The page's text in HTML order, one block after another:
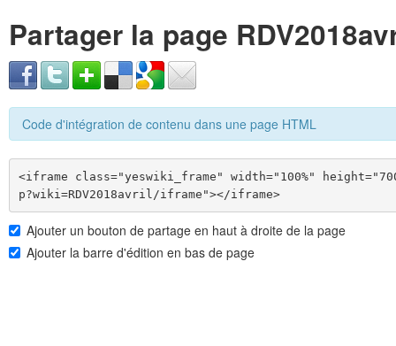
Partager la page
Code d'intégration de contenu dans une page HTML
<iframe class="yeswiki_frame" width="100%"
p?wiki=RDV2018avril/iframe"></iframe>
Ajouter un bouton de partage en haut à droite de la page
Ajouter la barre d'édition en bas de page